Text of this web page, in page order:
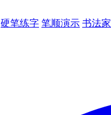
硬笔练字 笔顺演示 书法家